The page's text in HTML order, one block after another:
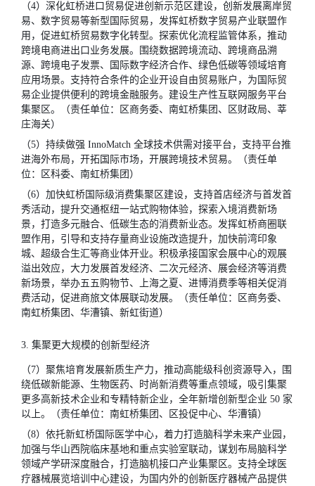
（4）深化虹桥进口贸易促进创新示范区建设，创新发展离岸贸
易、数字贸易等新型国际贸易，发挥虹桥数字贸易产业联盟作
用，促进虹桥贸易数字化转型。探索优化流程监管体系，推动
跨境电商进出口业务发展。围绕数据跨境流动、跨境商品溯
源、跨境电子发票、国际数字经济合作、绿色低碳等领域培育
应用场景。支持符合条件的企业开设自由贸易账户，为国际贸
易企业提供便利的跨境金融服务。建设生产性互联网服务平台
集聚区。（责任单位：区商务委、南虹桥集团、区财政局、莘
庄海关）
（5）持续做强 InnoMatch 全球技术供需对接平台，支持平台推
进海外布局，开拓国际市场，开展跨境技术贸易。（责任单
位：区科委、南虹桥集团）
（6）加快虹桥国际级消费集聚区建设，支持首店经济与首发首
秀活动，提升交通枢纽一站式购物体验，探索入境消费新场
景，打造多元融合、低碳生态的消费新业态。发挥虹桥商圈联
盟作用，引导和支持存量商业设施改造提升，加快前湾印象
城、超级合生汇等商业体开业。积极承接国家会展中心的观展
溢出效应，大力发展首发经济、二次元经济、展会经济等消费
新场景，举办五五购物节、上海之夏、进博消费季等相关促消
费活动，促进商旅文体展联动发展。（责任单位：区商务委、
南虹桥集团、华漕镇、新虹街道）
3. 集聚更大规模的创新型经济
（7）聚焦培育发展新质生产力，推动高能级科创资源导入，围
绕低碳新能源、生物医药、时尚新消费等重点领域，吸引集聚
更多高新技术企业和专精特新企业，全年新增创新型企业 50 家
以上。（责任单位：南虹桥集团、区投促中心、华漕镇）
（8）依托新虹桥国际医学中心，着力打造脑科学未来产业园，
加强与华山西院临床基地和重点实验室联动，谋划布局脑科学
领域产学研深度融合，打造脑机接口产业集聚区。支持全球医
疗器械展览培训中心建设，为国内外的创新医疗器械产品提供